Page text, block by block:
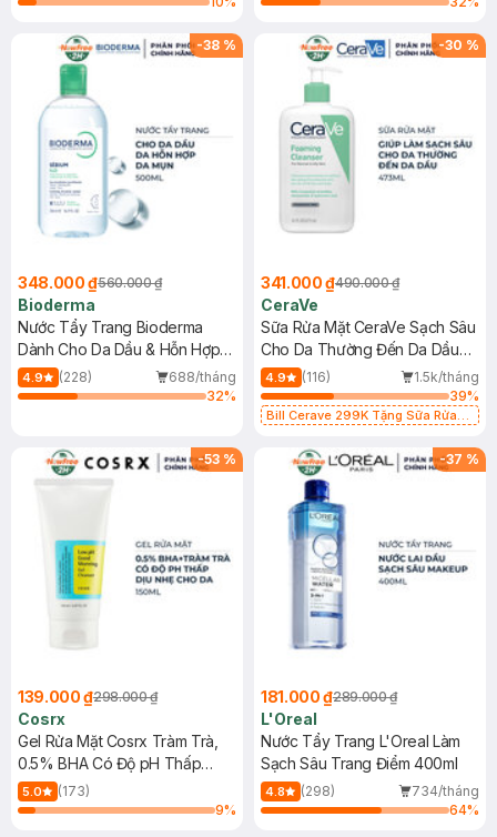
-38 %
348.000 ₫560.000 ₫
Bioderma
Nước Tẩy Trang Bioderma
Dành Cho Da Dầu & Hỗn Hợp
500ml
4.9 (228)
688/tháng
32%
-30 %
341.000 ₫490.000 ₫
CeraVe
Sữa Rửa Mặt CeraVe Sạch Sâu
Cho Da Thường Đến Da Dầu
473ml
4.9 (116)
1.5k/tháng
39%
Bill Cerave 299K Tặng Sữa Rửa
-53 %
139.000 ₫298.000 ₫
Cosrx
Gel Rửa Mặt Cosrx Tràm Trà,
0.5% BHA Có Độ pH Thấp
150ml
5.0
(173)
9%
-37 %
181.000 ₫289.000 ₫
L'Oreal
Nước Tẩy Trang L'Oreal Làm
Sạch Sâu Trang Điểm 400ml
4.8 (298)
734/tháng
64%